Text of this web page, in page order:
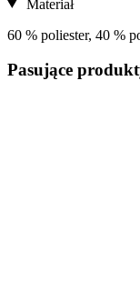
Materiał
60 % poliester, 40 %
Pasujące